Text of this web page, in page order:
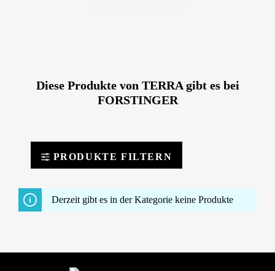
Diese Produkte von TERRA gibt es bei
FORSTINGER
PRODUKTE FILTERN
Derzeit gibt es in der Kategorie keine Produkte